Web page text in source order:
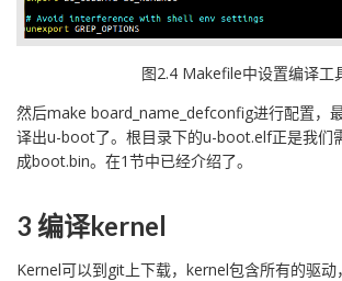
图2.4 Makefile中设置编译工
然后make board_name_defconfig进行配置，
译出u-boot了。根目录下的u-boot.elf正是我们
成boot.bin。在1节中已经介绍了。
3 编译kernel
Kernel可以到git上下载，kernel包含所有的驱